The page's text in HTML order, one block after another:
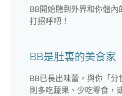
BB開始聽到外界和你體內
打招呼吧！
BB是肚裏的美食家
BB已長出味蕾，與你「
則多吃蔬果、少吃零食，